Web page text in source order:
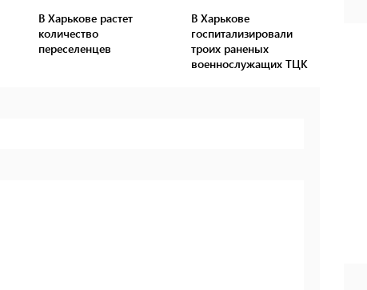
В Харькове растет
количество
переселенцев
В Харькове
госпитализировали
троих раненых
военнослужащих ТЦК